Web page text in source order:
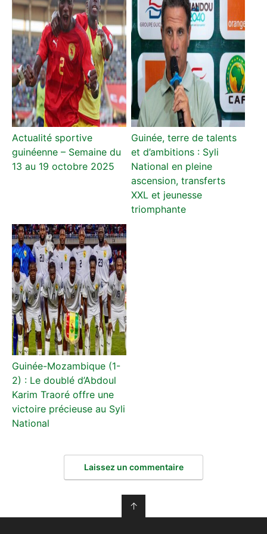
Actualité sportive
guinéenne – Semaine du
13 au 19 octobre 2025
Guinée, terre de talents
et d’ambitions : Syli
National en pleine
ascension, transferts
XXL et jeunesse
triomphante
Guinée-Mozambique (1-
2) : Le doublé d’Abdoul
Karim Traoré offre une
victoire précieuse au Syli
National
Laissez un commentaire
↑